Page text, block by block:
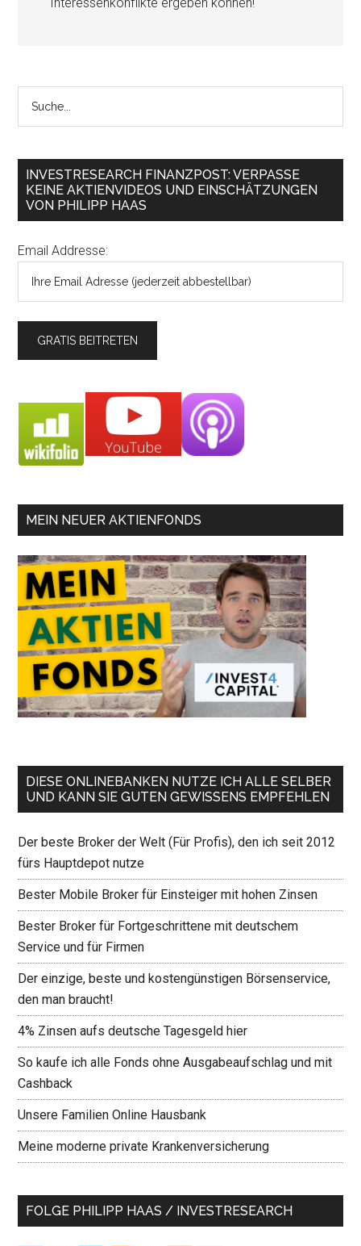
INVESTRESEARCH FINANZPOST: VERPASSE
KEINE AKTIENVIDEOS UND EINSCHÄTZUNGEN
VON PHILIPP HAAS
Email Addresse:
MEIN NEUER AKTIENFONDS
DIESE ONLINEBANKEN NUTZE ICH ALLE SELBER
UND KANN SIE GUTEN GEWISSENS EMPFEHLEN
Der beste Broker der Welt (Für Profis), den ich seit 2012
fürs Hauptdepot nutze
Bester Mobile Broker für Einsteiger mit hohen Zinsen
Bester Broker für Fortgeschrittene mit deutschem
Service und für Firmen
Der einzige, beste und kostengünstigen Börsenservice,
den man braucht!
4% Zinsen aufs deutsche Tagesgeld hier
So kaufe ich alle Fonds ohne Ausgabeaufschlag und mit
Cashback
Unsere Familien Online Hausbank
Meine moderne private Krankenversicherung
FOLGE PHILIPP HAAS / INVESTRESEARCH